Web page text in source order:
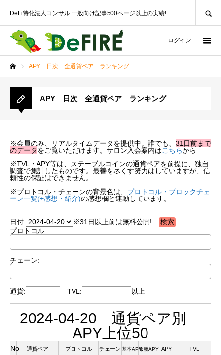
DeFi特化法人コンサル 一般向け記事500ページ以上の実績!
ログイン
APY 日次 全通貨ペア ランキング
APY 日次 全通貨ペア ランキング
※会員のみ、リアルタイムデータを提供中。誰でも、 31日前まで
のデータをご覧いただけます。サロン入会案内はこちらから
※TVL・APY等は、ステーブルコインの通貨ペアを前提に、独自
調査で集計したものです。最善を尽くす努力はしていますが、信
頼性の保証はできません。
※プロトコル・チェーンの背景色は、 プロトコル・ブロックチェ
ーン一覧(+感想・紹介)の感想欄と連動しています。
日付:
※31日以上前は無料公開!
プロトコル:
チェーン:
通貨: TVL: 以上
2024-04-20 通貨ペア別
APY上位50
No 通貨ペア プロトコル チェーン 基本APY報酬APY APY TVL